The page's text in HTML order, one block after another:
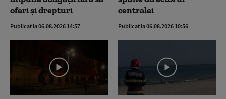
oferi și drepturi
Publicat la 06.08.2026 14:57
centralei
Publicat la 06.08.2026 10:56